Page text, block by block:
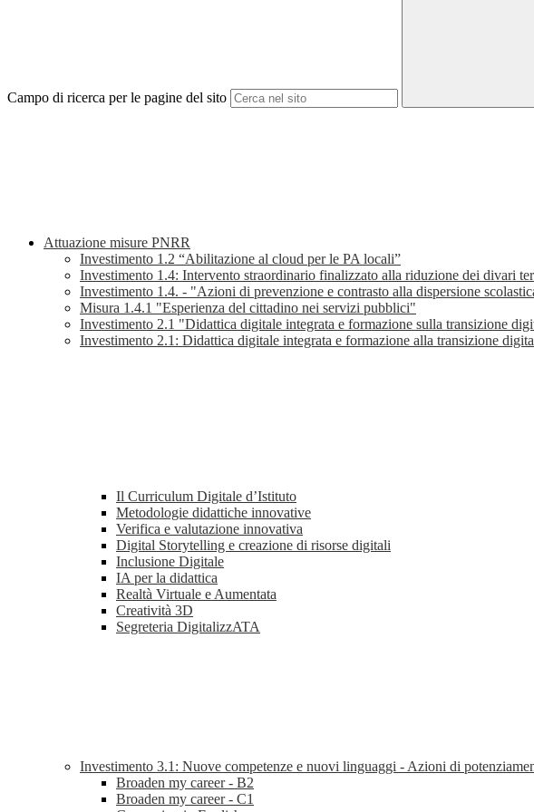
Campo di ricerca per le pagine del sito
Attuazione misure PNRR
Investimento 1.2 “Abilitazione al cloud per le PA locali”
Investimento 1.4: Intervento straordinario finalizzato alla riduzione dei divari
Investimento 1.4. - "Azioni di prevenzione e contrasto alla dispersione
Misura 1.4.1 "Esperienza del cittadino nei servizi pubblici"
Investimento 2.1 "Didattica digitale integrata e formazione sulla transizione
Investimento 2.1: Didattica digitale integrata e formazione alla transizione
Il Curriculum Digitale d’Istituto
Metodologie didattiche innovative
Verifica e valutazione innovativa
Digital Storytelling e creazione di risorse digitali
Inclusione Digitale
IA per la didattica
Realtà Virtuale e Aumentata
Creatività 3D
Segreteria DigitalizzATA
Investimento 3.1: Nuove competenze e nuovi linguaggi - Azioni di
Broaden my career - B2
Broaden my career - C1